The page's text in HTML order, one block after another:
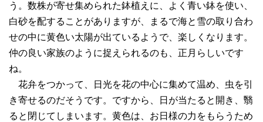
う。数株が寄せ集められた鉢植えに、よく青い鉢を使い、
白砂を配することがありますが、まるで海と雪の取り合わ
せの中に黄色い太陽が出ているようで、楽しくなります。
仲の良い家族のように捉えられるのも、正月らしいです
ね。
花弁をつかって、日光を花の中心に集めて温め、虫を引
き寄せるのだそうです。ですから、日が当たると開き、翳
ると閉じてしまいます。黄色は、お日様の力をもらうため